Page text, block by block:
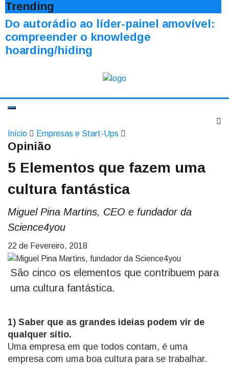
Trending
Do autorádio ao líder-painel amovível:
compreender o knowledge
hoarding/hiding
Início Empresas e Start-Ups
Opinião
5 Elementos que fazem uma
cultura fantástica
Miguel Pina Martins, CEO e fundador da
Science4you
22 de Fevereiro, 2018
São cinco os elementos que contribuem para
uma cultura fantástica.
1) Saber que as grandes ideias podem vir de
qualquer sítio.
Uma empresa em que todos contam, é uma
empresa com uma boa cultura para se trabalhar.